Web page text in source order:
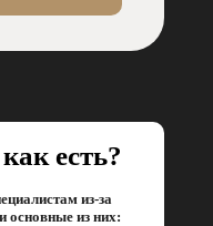
есть?
из-за
основные из них: